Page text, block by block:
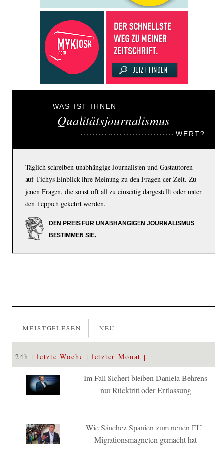
WAS IST IHNEN
Qualitätsjournalismus
WERT?
Täglich schreiben unabhängige Journalisten und Gastautoren
auf Tichys Einblick ihre Meinung zu den Fragen der Zeit. Zu
jenen Fragen, die sonst oft all zu einseitig dargestellt oder unter
den Teppich gekehrt werden.
DEN PREIS FÜR UNABHÄNGIGEN JOURNALISMUS
BESTIMMEN SIE.
MEISTGELESEN NEU
24h letzte Woche letzter Monat
Im Fall Sichert bleiben Daniela Behrens
nur Rücktritt oder Entlassung
Wie Sánchez Spanien zum neuen EU-
Migrationsmagneten gemacht hat